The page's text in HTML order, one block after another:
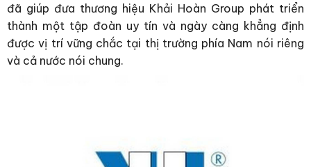
đã giúp đưa thương hiệu Khải Hoàn Group phát triển
thành một tập đoàn uy tín và ngày càng khẳng định
được vị trí vững chắc tại thị trường phía Nam nói riêng
và cả nước nói chung.